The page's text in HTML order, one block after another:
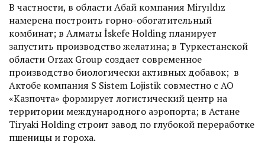
В частности, в области Абай компания Miryıldız
намерена построить горно-обогатительный
комбинат; в Алматы İskefe Holding планирует
запустить производство желатина; в Туркестанской
области Orzax Group создает современное
производство биологически активных добавок; в
Актобе компания S Sistem Lojistik совместно с АО
«Казпочта» формирует логистический центр на
территории международного аэропорта; в Астане
Tiryaki Holding строит завод по глубокой переработке
пшеницы и гороха.